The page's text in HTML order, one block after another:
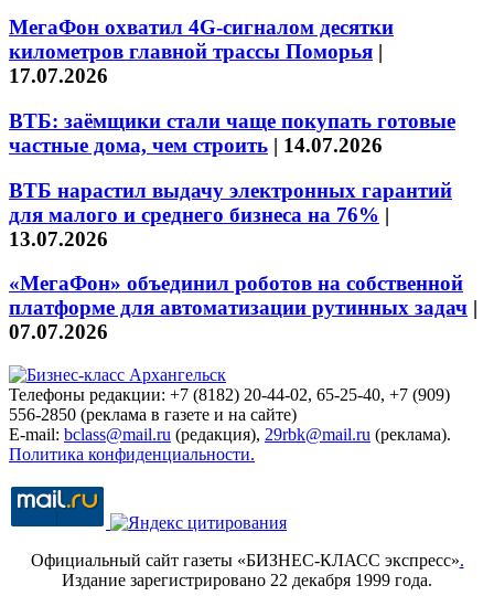
МегаФон охватил 4G-сигналом десятки
километров главной трассы Поморья |
17.07.2026
ВТБ: заёмщики стали чаще покупать готовые
частные дома, чем строить | 14.07.2026
ВТБ нарастил выдачу электронных гарантий
для малого и среднего бизнеса на 76% |
13.07.2026
«МегаФон» объединил роботов на собственной
платформе для автоматизации рутинных задач |
07.07.2026
Телефоны редакции: +7 (8182) 20-44-02, 65-25-40, +7 (909)
556-2850 (реклама в газете и на сайте)
E-mail: bclass@mail.ru (редакция), 29rbk@mail.ru (реклама).
Политика конфиденциальности.
Официальный сайт газеты «БИЗНЕС-КЛАСС экспресс».
Издание зарегистрировано 22 декабря 1999 года.